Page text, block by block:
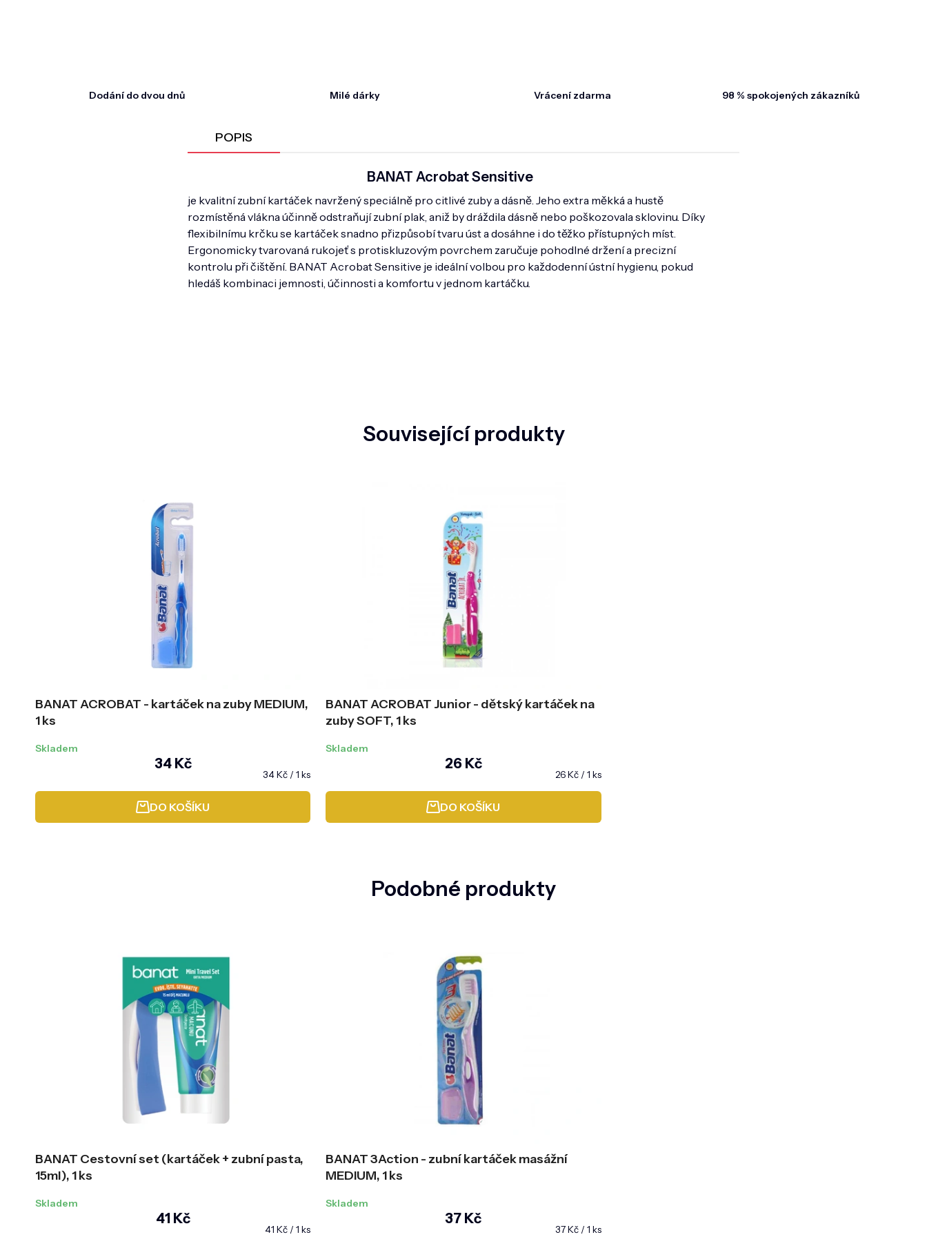
Dodání do dvou dnů Milé dárky Vrácení zdarma 98 % spokojených zákazníků
POPIS
BANAT Acrobat Sensitive
je kvalitní zubní kartáček navržený speciálně pro citlivé zuby a dásně. Jeho extra měkká a hustě
rozmístěná vlákna účinně odstraňují zubní plak, aniž by dráždila dásně nebo poškozovala sklovinu. Díky
flexibilnímu krčku se kartáček snadno přizpůsobí tvaru úst a dosáhne i do těžko přístupných míst.
Ergonomicky tvarovaná rukojeť s protiskluzovým povrchem zaručuje pohodlné držení a precizní
kontrolu při čištění. BANAT Acrobat Sensitive je ideální volbou pro každodenní ústní hygienu, pokud
hledáš kombinaci jemnosti, účinnosti a komfortu v jednom kartáčku.
Související produkty
BANAT ACROBAT - kartáček na zuby MEDIUM,
1 ks
Skladem
34 Kč
Měrná
34 Kč / 1 ks
DO KOŠÍKU
BANAT ACROBAT Junior - dětský kartáček na
zuby SOFT, 1 ks
Skladem
26 Kč
Měrná
26 Kč / 1 ks
DO KOŠÍKU
Podobné produkty
BANAT Cestovní set (kartáček + zubní pasta,
15ml), 1 ks
Skladem
41 Kč
Měrná
41 Kč / 1 ks
BANAT 3Action - zubní kartáček masážní
MEDIUM, 1 ks
Skladem
37 Kč
Měrná
37 Kč / 1 ks